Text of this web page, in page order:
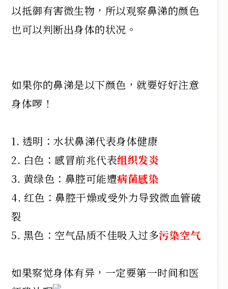
以抵御有害微生物，所以观察鼻涕的颜色
也可以判断出身体的状况。
如果你的鼻涕是以下颜色，就要好好注意
身体啰！
1. 透明：水状鼻涕代表身体健康
2. 白色：感冒前兆代表组织发炎
3. 黄绿色：鼻腔可能遭病菌感染
4. 红色：鼻腔干燥或受外力导致微血管破
裂
5. 黑色：空气品质不佳吸入过多污染空气
如果察觉身体有异，一定要第一时间和医